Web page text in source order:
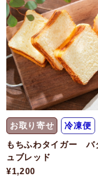
お取り寄せ
冷凍便
もちふわタイガー バ
ュブレッド
¥1,200